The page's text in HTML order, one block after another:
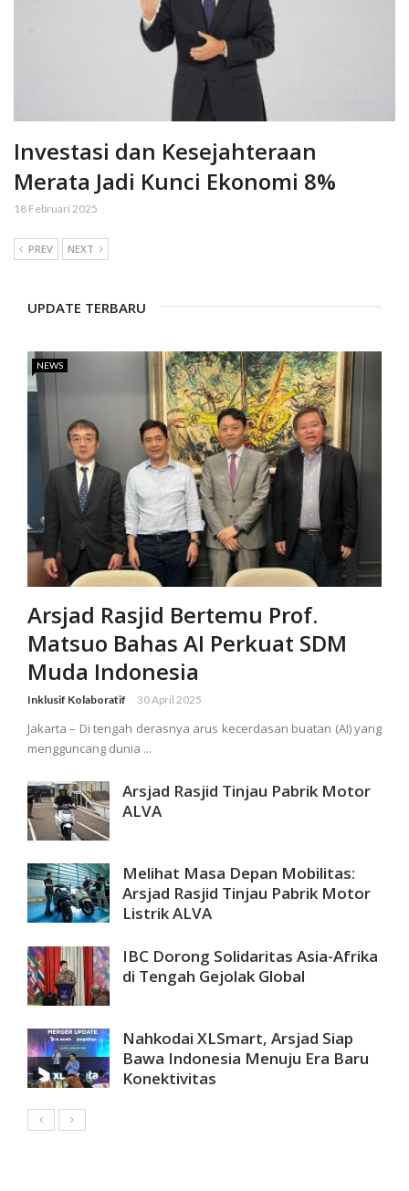
Investasi dan Kesejahteraan
Merata Jadi Kunci Ekonomi 8%
18 Februari 2025
PREV NEXT
UPDATE TERBARU
NEWS
Arsjad Rasjid Bertemu Prof.
Matsuo Bahas AI Perkuat SDM
Muda Indonesia
Inklusif Kolaboratif 30 April 2025
Jakarta – Di tengah derasnya arus kecerdasan buatan (AI) yang
mengguncang dunia ...
Arsjad Rasjid Tinjau Pabrik Motor
ALVA
Melihat Masa Depan Mobilitas:
Arsjad Rasjid Tinjau Pabrik Motor
Listrik ALVA
IBC Dorong Solidaritas Asia-Afrika
di Tengah Gejolak Global
Nahkodai XLSmart, Arsjad Siap
Bawa Indonesia Menuju Era Baru
Konektivitas